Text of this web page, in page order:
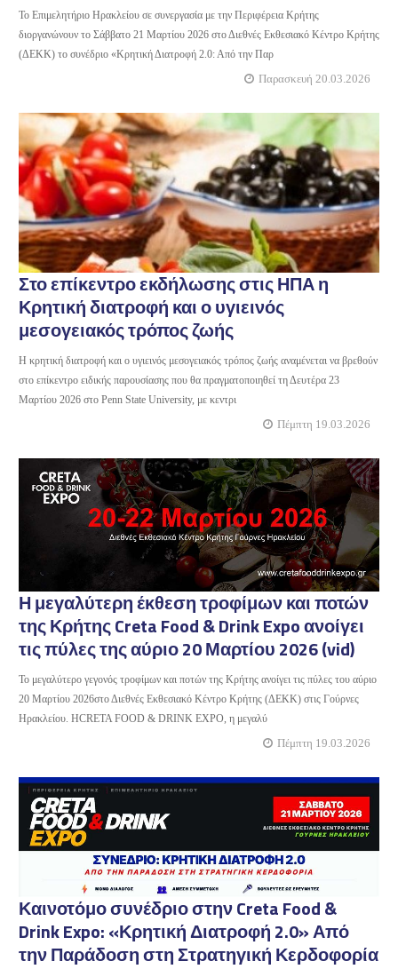
Το Επιμελητήριο Ηρακλείου σε συνεργασία με την Περιφέρεια Κρήτης
διοργανώνουν το Σάββατο 21 Μαρτίου 2026 στο Διεθνές Εκθεσιακό Κέντρο Κρήτης
(ΔΕΚΚ) το συνέδριο «Κρητική Διατροφή 2.0: Από την Παρ
Παρασκευή 20.03.2026
Στο επίκεντρο εκδήλωσης στις ΗΠΑ η
Κρητική διατροφή και ο υγιεινός
μεσογειακός τρόπος ζωής
Η κρητική διατροφή και ο υγιεινός μεσογειακός τρόπος ζωής αναμένεται να βρεθούν
στο επίκεντρο ειδικής παρουσίασης που θα πραγματοποιηθεί τη Δευτέρα 23
Μαρτίου 2026 στο Penn State University, με κεντρι
Πέμπτη 19.03.2026
Η μεγαλύτερη έκθεση τροφίμων και ποτών
της Κρήτης Creta Food & Drink Expo ανοίγει
τις πύλες της αύριο 20 Μαρτίου 2026 (vid)
Το μεγαλύτερο γεγονός τροφίμων και ποτών της Κρήτης ανοίγει τις πύλες του αύριο
20 Μαρτίου 2026στο Διεθνές Εκθεσιακό Κέντρο Κρήτης (ΔΕΚΚ) στις Γούρνες
Ηρακλείου. ΗCRETA FOOD & DRINK EXPO, η μεγαλύ
Πέμπτη 19.03.2026
Καινοτόμο συνέδριο στην Creta Food &
Drink Expo: «Κρητική Διατροφή 2.0» Από
την Παράδοση στη Στρατηγική Κερδοφορία